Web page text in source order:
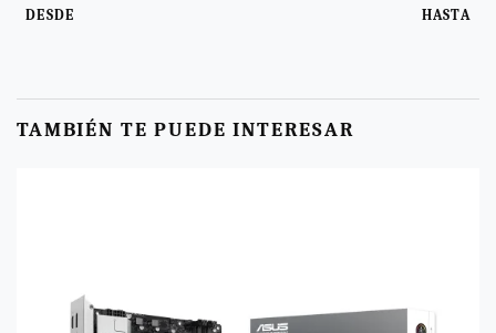
DESDE HASTA
TAMBIÉN TE PUEDE INTERESAR